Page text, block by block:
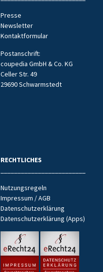
Presse
Newsletter
Kontaktformular
Postanschrift:
coupedia GmbH & Co. KG
Celler Str. 49
29690 Schwarmstedt
RECHTLICHES
Nutzungsregeln
Impressum / AGB
Datenschutzerklärung
Datenschutzerklärung (Apps)